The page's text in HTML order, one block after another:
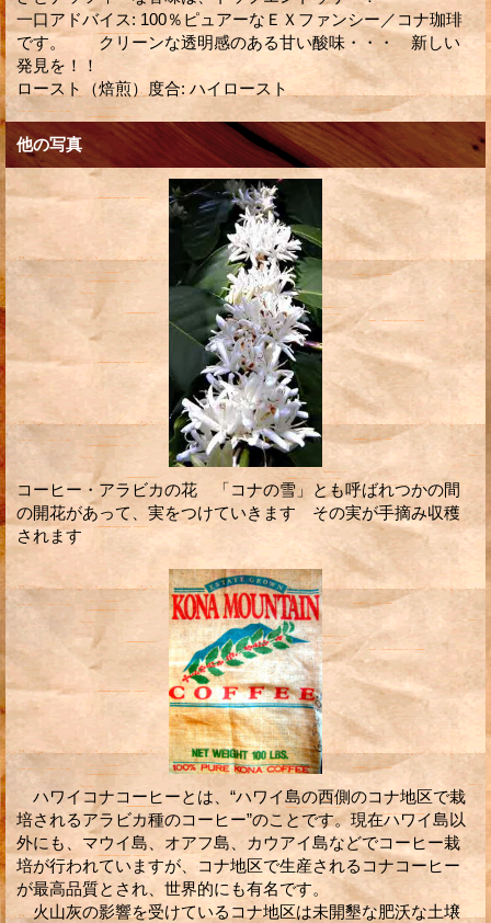
一口アドバイス: 100％ピュアーなＥＸファンシー／コナ珈琲
です。 クリーンな透明感のある甘い酸味・・・ 新しい
発見を！！
ロースト（焙煎）度合: ハイロースト
他の写真
コーヒー・アラビカの花 「コナの雪」とも呼ばれつかの間
の開花があって、実をつけていきます その実が手摘み収穫
されます
ハワイコナコーヒーとは、“ハワイ島の西側のコナ地区で栽
培されるアラビカ種のコーヒー”のことです。現在ハワイ島以
外にも、マウイ島、オアフ島、カウアイ島などでコーヒー栽
培が行われていますが、コナ地区で生産されるコナコーヒー
が最高品質とされ、世界的にも有名です。
火山灰の影響を受けているコナ地区は未開墾な肥沃な土壌